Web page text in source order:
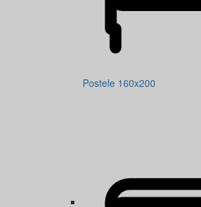
Postele 160x200